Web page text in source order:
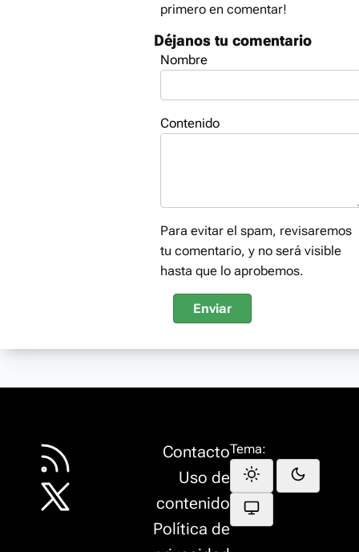
primero en comentar!
Déjanos tu comentario
Nombre
Contenido
Para evitar el spam, revisaremos
tu comentario, y no será visible
hasta que lo aprobemos.
Enviar
Contacto
Uso de
contenido
Política de
Tema: